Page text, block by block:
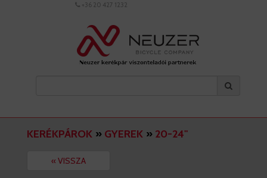
+36 20 427 1232
KERÉKPÁROK » GYEREK » 20-24"
« VISSZA